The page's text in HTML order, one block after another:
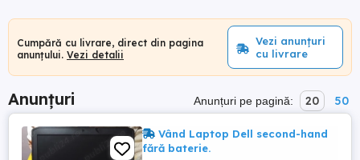
Cumpără cu livrare, direct din pagina
anunțului. Vezi detalii
Vezi anunțuri
cu livrare
Anunțuri Anunțuri pe pagină: 20 50
Vând Laptop Dell second-hand
fără baterie.